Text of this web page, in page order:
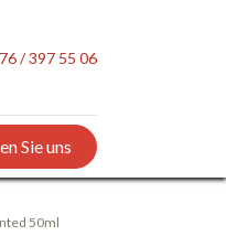
/ 397 55 06
Sie uns
50ml